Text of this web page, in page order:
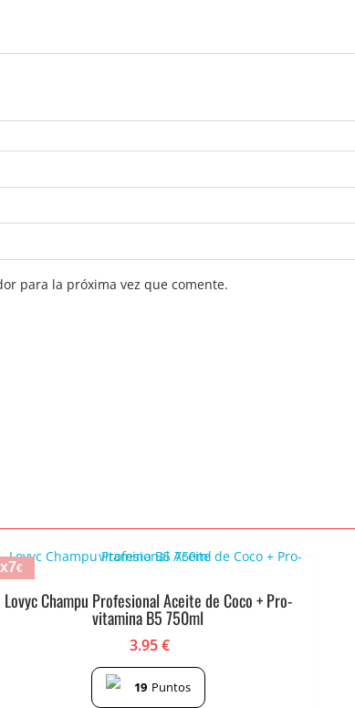
para la próxima vez que comente.
€
Lovyc Champu Profesional Aceite de Coco + Pro-
vitamina B5 750ml
3.95€
19 Puntos